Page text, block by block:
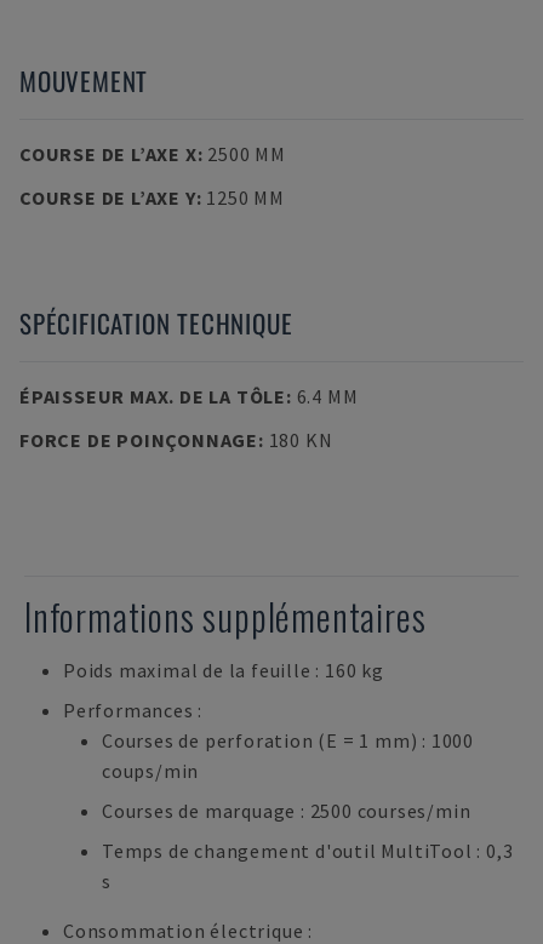
MOUVEMENT
COURSE DE L’AXE X: 2500 MM
COURSE DE L’AXE Y: 1250 MM
SPÉCIFICATION TECHNIQUE
ÉPAISSEUR MAX. DE LA TÔLE: 6.4 MM
FORCE DE POINÇONNAGE: 180 KN
Informations supplémentaires
Poids maximal de la feuille : 160 kg
Performances :
Courses de perforation (E = 1 mm) : 1000
coups/min
Courses de marquage : 2500 courses/min
Temps de changement d'outil MultiTool : 0,3
s
Consommation électrique :